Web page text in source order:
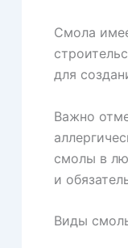
Смола
для
Важно
смолы в
и
Виды